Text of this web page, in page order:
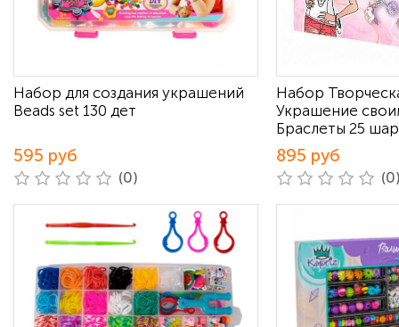
Набор для создания украшений
Beads set 130 дет
595 руб
(0)
Набор
Украшение
Браслеты 25
895 руб